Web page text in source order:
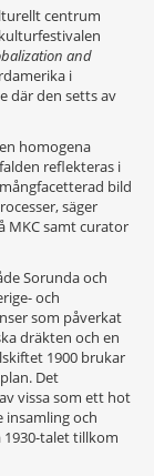
centrum
and
i
där den setts av
homogena
reflekteras i
bild
säger
MKC samt curator
Sorunda och
och
som påverkat
dräkten och en
1900 brukar
Det
vissa som ett hot
och
talet tillkom